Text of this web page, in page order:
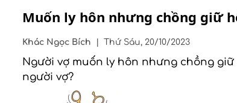
Muốn ly hôn nhưng chồng giữ
Khác Ngọc Bích Thứ Sáu, 20/10/2023
Người vợ muốn ly hôn nhưng chồng
người vợ?